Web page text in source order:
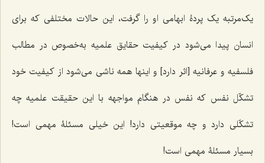
یک‌مرتبه یک پردۀ ابهامى او را گرفت، این حالات مختلفى که براى
انسان پیدا مى‌شود در کیفیت حقایق علمیه به‌خصوص در مطالب
فلسفیه و عرفانیه [اثر دارد] و اینها همه ناشى مى‌شود از کیفیت خود
تشکّل نفس که نفس در هنگام مواجهه با این حقیقت علمیه چه
تشکّلى دارد و چه موقعیتى دارد! این خیلى مسئلۀ مهمی است!
بسیار مسئلۀ مهمی است!